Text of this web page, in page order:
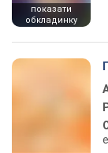
показати
обкладинку